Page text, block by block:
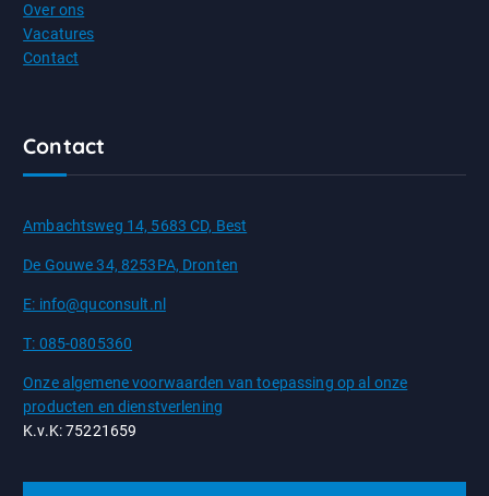
Over ons
Vacatures
Contact
Contact
Ambachtsweg 14, 5683 CD, Best
De Gouwe 34, 8253PA, Dronten
E: info@quconsult.nl
T: 085-0805360
Onze algemene voorwaarden van toepassing op al onze
producten en dienstverlening
K.v.K: 75221659